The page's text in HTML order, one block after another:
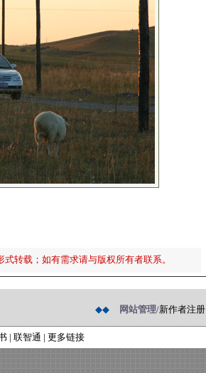
转载；如有需求请与版权所有者联系。
◆◆ 网站管理/新作者注册
| 联智通 | 更多链接